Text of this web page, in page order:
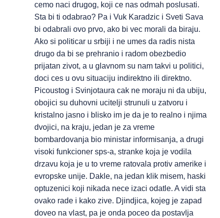
cemo naci drugog, koji ce nas odmah poslusati.
Sta bi ti odabrao? Pa i Vuk Karadzic i Sveti Sava
bi odabrali ovo prvo, ako bi vec morali da biraju.
Ako si politicar u srbiji i ne umes da radis nista
drugo da bi se prehranio i radom obezbedio
prijatan zivot, a u glavnom su nam takvi u politici,
doci ces u ovu situaciju indirektno ili direktno.
Picoustog i Svinjotaura cak ne moraju ni da ubiju,
obojici su duhovni ucitelji strunuli u zatvoru i
kristalno jasno i blisko im je da je to realno i njima
dvojici, na kraju, jedan je za vreme
bombardovanja bio ministar informisanja, a drugi
visoki funkcioner sps-a, stranke koja je vodila
drzavu koja je u to vreme ratovala protiv amerike i
evropske unije. Dakle, na jedan klik misem, haski
optuzenici koji nikada nece izaci odatle. A vidi sta
ovako rade i kako zive. Djindjica, kojeg je zapad
doveo na vlast, pa je onda poceo da postavlja